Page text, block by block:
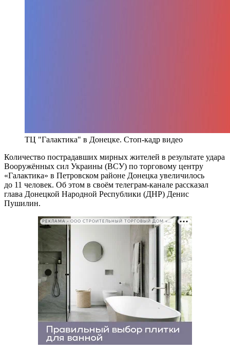
ТЦ "Галактика" в Донецке. Стоп-кадр видео
Количество пострадавших мирных жителей в результате удара
Вооружённых сил Украины (ВСУ) по торговому центру
«Галактика» в Петровском районе Донецка увеличилось
до 11 человек. Об этом в своём телеграм-канале рассказал
глава Донецкой Народной Республики (ДНР) Денис
Пушилин.
РЕКЛАМА • ООО СТРОИТЕЛЬНЫЙ ТОРГОВЫЙ ДОМ «ПЕТРОВИЧ». ИНН: 7802348846